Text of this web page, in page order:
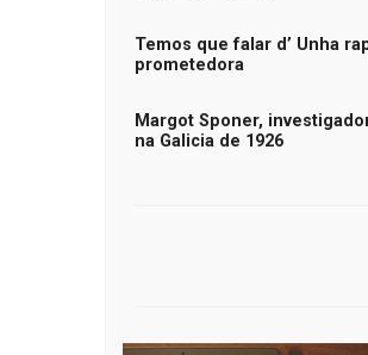
Temos que falar d’ Unha
prometedora
Margot Sponer,
na Galicia de 1926